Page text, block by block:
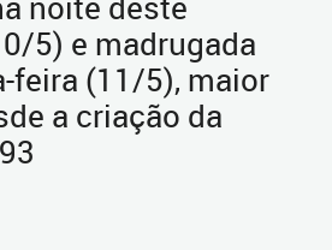
5) e madrugada
feira (11/5), maior
a criação da